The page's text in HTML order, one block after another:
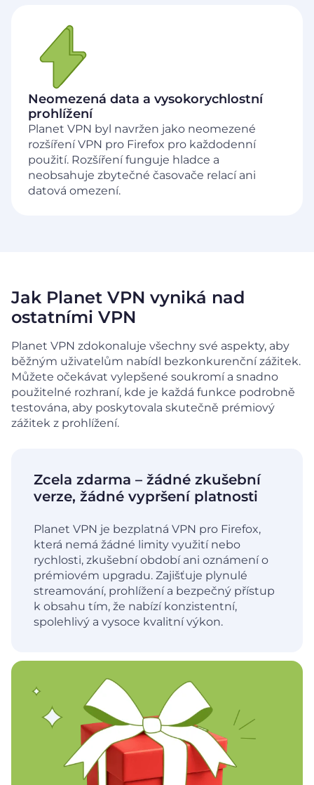
Neomezená data a vysokorychlostní
prohlížení
Planet VPN byl navržen jako neomezené
rozšíření VPN pro Firefox pro každodenní
použití. Rozšíření funguje hladce a
neobsahuje zbytečné časovače relací ani
datová omezení.
Jak Planet VPN vyniká nad
ostatními VPN
Planet VPN zdokonaluje všechny své aspekty, aby
běžným uživatelům nabídl bezkonkurenční zážitek.
Můžete očekávat vylepšené soukromí a snadno
použitelné rozhraní, kde je každá funkce podrobně
testována, aby poskytovala skutečně prémiový
zážitek z prohlížení.
Zcela zdarma – žádné zkušební
verze, žádné vypršení platnosti
Planet VPN je bezplatná VPN pro Firefox,
která nemá žádné limity využití nebo
rychlosti, zkušební období ani oznámení o
prémiovém upgradu. Zajišťuje plynulé
streamování, prohlížení a bezpečný přístup
k obsahu tím, že nabízí konzistentní,
spolehlivý a vysoce kvalitní výkon.